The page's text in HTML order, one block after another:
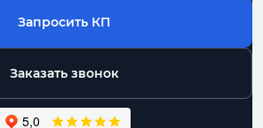
фасонные части одного
Запросить КП
Заказать звонок